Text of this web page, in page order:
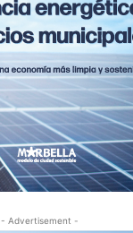
- Advertisement -